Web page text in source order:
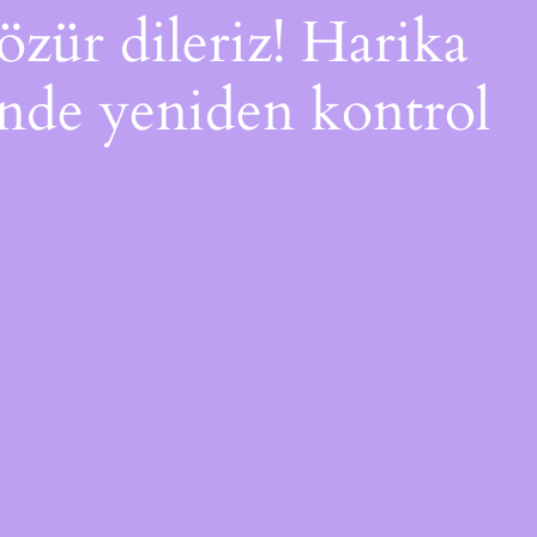
dileriz! Harika
yeniden kontrol